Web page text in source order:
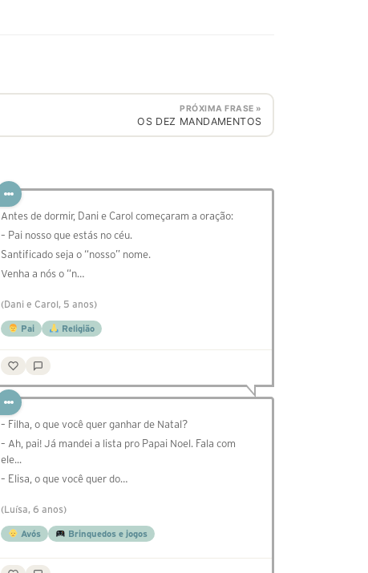
PRÓXIMA FRASE »
OS DEZ MANDAMENTOS
Antes de dormir, Dani e Carol começaram a oração:
– Pai nosso que estás no céu.
Santificado seja o “nosso” nome.
Venha a nós o “n…
(Dani e Carol, 5 anos)
Pai Religião
– Filha, o que você quer ganhar de Natal?
– Ah, pai! Já mandei a lista pro Papai Noel. Fala com
ele...
– Elisa, o que você quer do…
(Luísa, 6 anos)
Avós Brinquedos e jogos